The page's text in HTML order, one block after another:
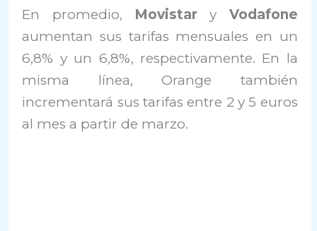
En promedio, Movistar y Vodafone
aumentan sus tarifas mensuales en un
6,8% y un 6,8%, respectivamente. En la
misma línea, Orange también
incrementará sus tarifas entre 2 y 5 euros
al mes a partir de marzo.